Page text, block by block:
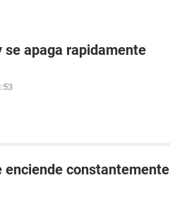
apaga rapidamente
enciende constantemente